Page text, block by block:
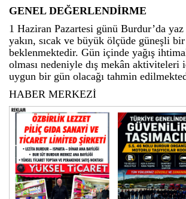
GENEL DEĞERLENDİRME
1 Haziran Pazartesi günü Burdur’da yaz
yakın, sıcak ve büyük ölçüde güneşli
beklenmektedir. Gün içinde yağış
olması nedeniyle dış mekân aktiviteleri
uygun bir gün olacağı tahmin
HABER MERKEZİ